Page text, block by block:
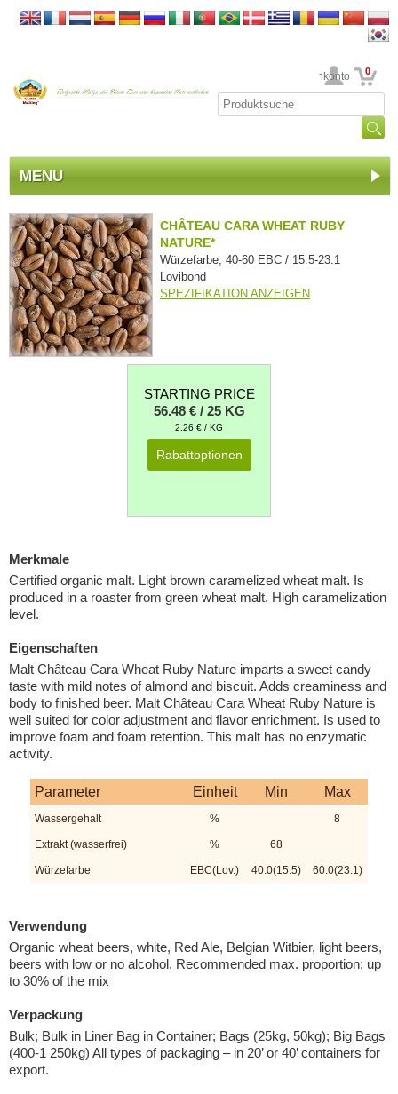
Ihr Kundenkonto 0
MENU
CHÂTEAU CARA WHEAT RUBY
NATURE*
Würzefarbe; 40-60 EBC / 15.5-23.1
Lovibond
SPEZIFIKATION ANZEIGEN
STARTING PRICE
56.48 € / 25 KG
2.26 € / KG
Rabattoptionen
Merkmale
Certified organic malt. Light brown caramelized wheat malt. Is
produced in a roaster from green wheat malt. High caramelization
level.
Eigenschaften
Malt Château Cara Wheat Ruby Nature imparts a sweet candy
taste with mild notes of almond and biscuit. Adds creaminess and
body to finished beer. Malt Château Cara Wheat Ruby Nature is
well suited for color adjustment and flavor enrichment. Is used to
improve foam and foam retention. This malt has no enzymatic
activity.
Parameter Einheit Min Max
Wassergehalt % 8
Extrakt (wasserfrei) % 68
Würzefarbe EBC(Lov.) 40.0(15.5) 60.0(23.1)
Verwendung
Organic wheat beers, white, Red Ale, Belgian Witbier, light beers,
beers with low or no alcohol. Recommended max. proportion: up
to 30% of the mix
Verpackung
Bulk; Bulk in Liner Bag in Container; Bags (25kg, 50kg); Big Bags
(400-1 250kg) All types of packaging – in 20’ or 40’ containers for
export.